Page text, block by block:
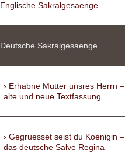
Englische Sakralgesaenge
Deutsche Sakralgesaenge
Erhabne Mutter unsres Herrn –
alte und neue Textfassung
Gegruesset seist du Koenigin –
das deutsche Salve Regina